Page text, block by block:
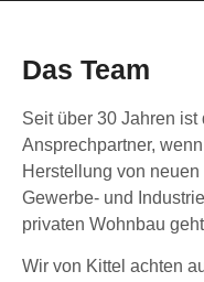
Das Team
Seit über 30 Jahren
Ansprechpartner,
Herstellung von
Gewerbe- und
privaten Wohnbau
Wir von Kittel achten